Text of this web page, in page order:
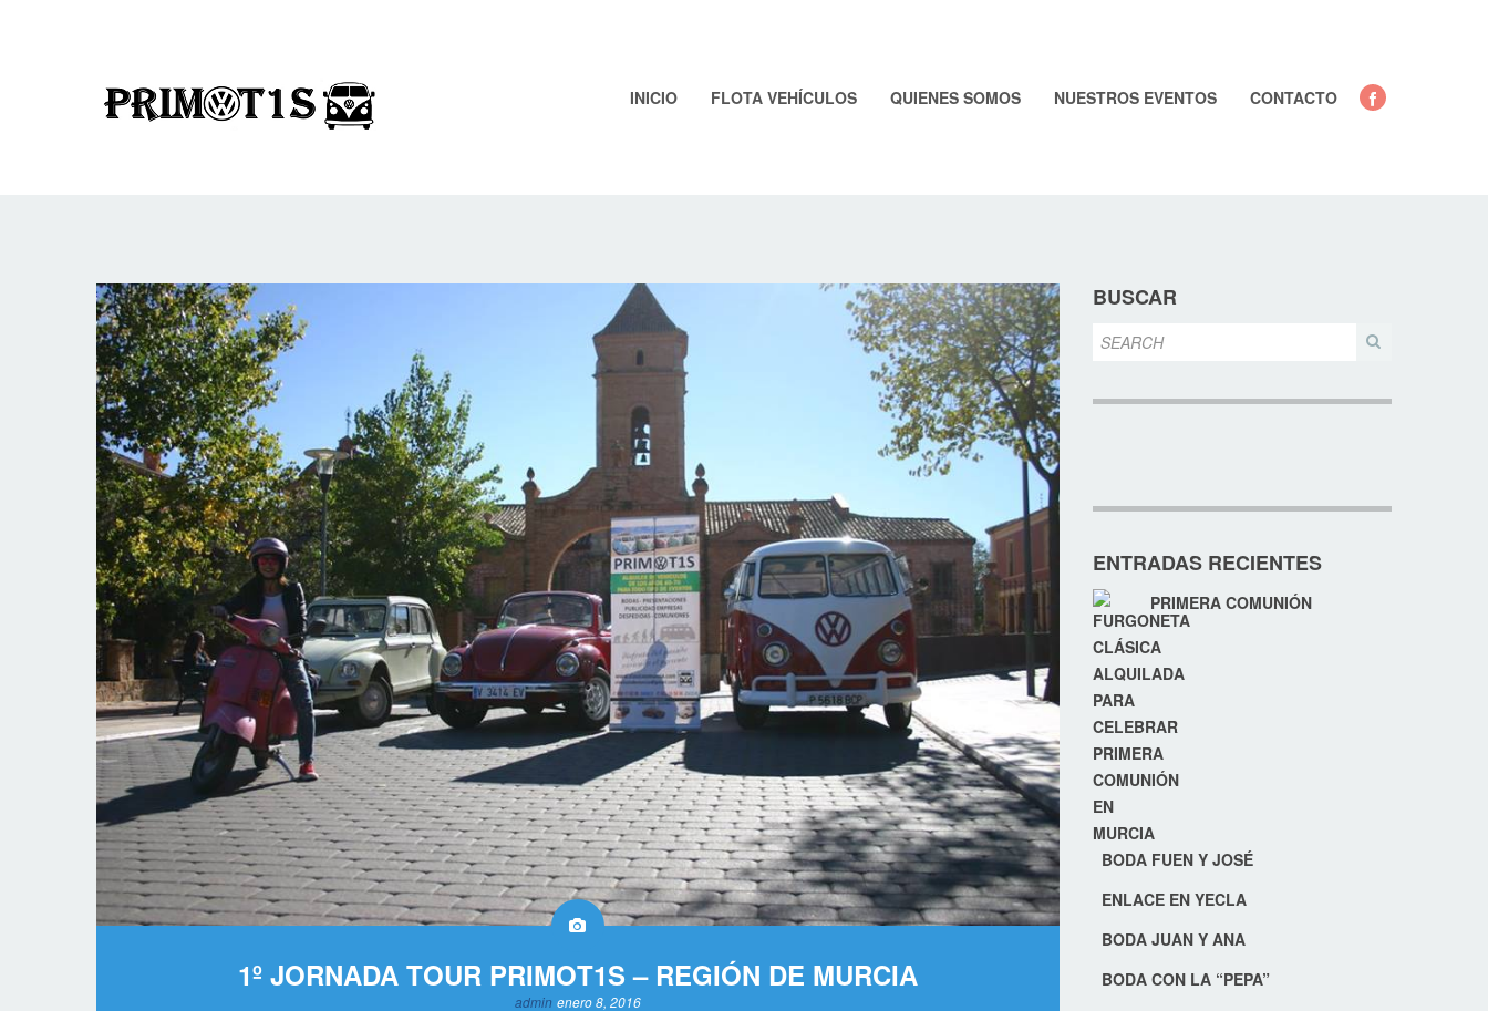
INICIO FLOTA VEHÍCULOS QUIENES SOMOS NUESTROS EVENTOS CONTACTO
1º JORNADA TOUR PRIMOT1S – REGIÓN DE MURCIA
admin enero 8, 2016
BUSCAR
ENTRADAS RECIENTES
PRIMERA COMUNIÓN
BODA FUEN Y JOSÉ
ENLACE EN YECLA
BODA JUAN Y ANA
BODA CON LA “PEPA”